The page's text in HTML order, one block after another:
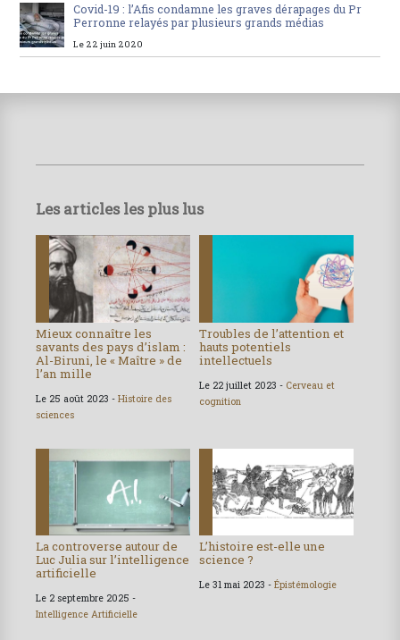
Covid-19 : l’Afis condamne les graves dérapages du Pr
Perronne relayés par plusieurs grands médias
Le 22 juin 2020
Les articles les plus lus
Mieux connaître les
savants des pays d’islam :
Al-Biruni, le « Maître » de
l’an mille
Le 25 août 2023 - Histoire des
sciences
Troubles de l’attention et
hauts potentiels
intellectuels
Le 22 juillet 2023 - Cerveau et
cognition
La controverse autour de
Luc Julia sur l’intelligence
artificielle
Le 2 septembre 2025 -
Intelligence Artificielle
L’histoire est-elle une
science ?
Le 31 mai 2023 - Épistémologie